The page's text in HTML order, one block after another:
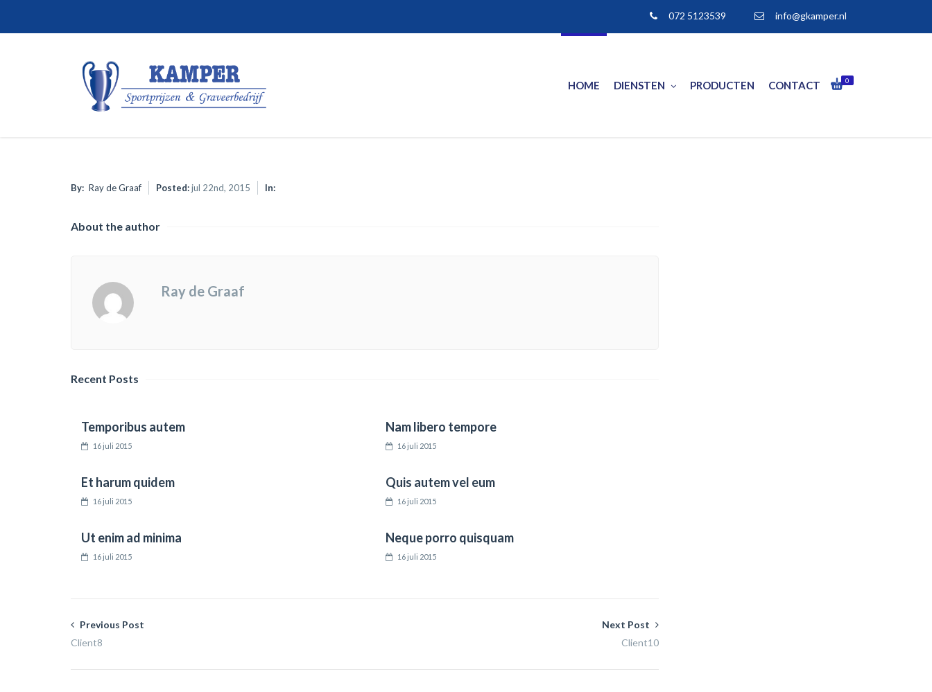
072 5123539 info@gkamper.nl
0
HOME DIENSTEN PRODUCTEN CONTACT
By: Ray de Graaf Posted:jul 22nd, 2015 In:
About the author
Ray de Graaf
Recent Posts
Temporibus autem
16 juli 2015
Nam libero tempore
16 juli 2015
Et harum quidem
16 juli 2015
Quis autem vel eum
16 juli 2015
Ut enim ad minima
16 juli 2015
Neque porro quisquam
16 juli 2015
Previous Post
Client8
Next Post
Client10